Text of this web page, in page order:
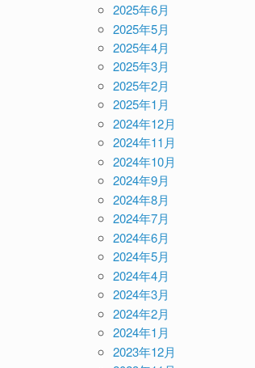
2025年6月
2025年5月
2025年4月
2025年3月
2025年2月
2025年1月
2024年12月
2024年11月
2024年10月
2024年9月
2024年8月
2024年7月
2024年6月
2024年5月
2024年4月
2024年3月
2024年2月
2024年1月
2023年12月